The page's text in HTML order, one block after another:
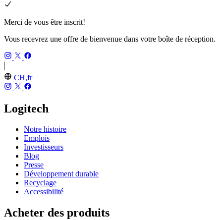
Merci de vous être inscrit!
Vous recevrez une offre de bienvenue dans votre boîte de réception.
CH,fr
Logitech
Notre histoire
Emplois
Investisseurs
Blog
Presse
Développement durable
Recyclage
Accessibilité
Acheter des produits